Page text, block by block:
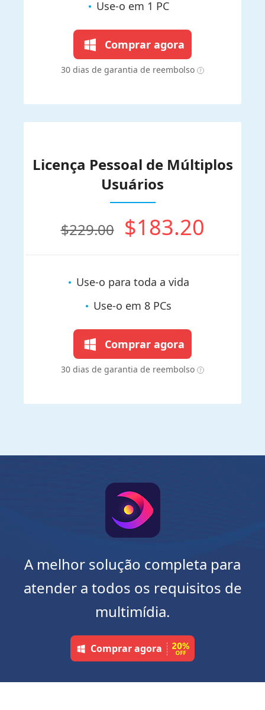
Use-o em 1 PC
Comprar agora
30 dias de garantia de reembolso
Licença Pessoal de Múltiplos
Usuários
$229.00 $183.20
Use-o para toda a vida
Use-o em 8 PCs
Comprar agora
30 dias de garantia de reembolso
A melhor solução completa para
atender a todos os requisitos de
multimídia.
Comprar agora